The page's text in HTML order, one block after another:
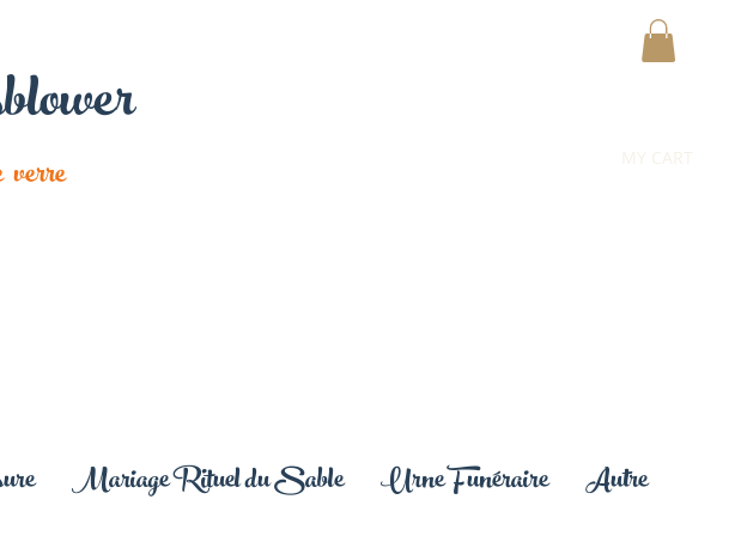
verre
Mariage Rituel du Sable Urne Funéraire Autre